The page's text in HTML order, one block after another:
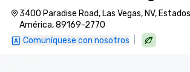
3400 Paradise Road, Las Vegas, NV,
América, 89169-2770
Comuníquese con nosotros